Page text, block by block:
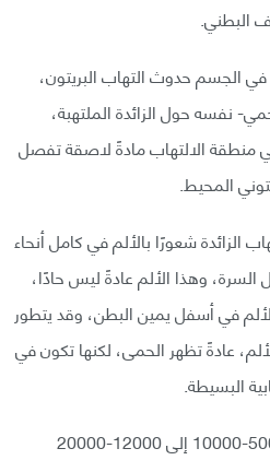
البطني.
الجسم حدوث التهاب البريتون،
نفسه حول الزائدة الملتهبة،
منطقة الالتهاب مادةً لاصقة تفصل
المحيط.
الزائدة شعورًا بالألم في كامل أنحاء
وهذا الألم عادةً ليس حادًا،
يتركز الألم في أسفل يمين البطن، وقد يتطور
عادةً تظهر الحمى، لكنها تكون في
البسيطة.
يزداد عدد الكريات البيض من 5000-10000 إلى 12000-20000